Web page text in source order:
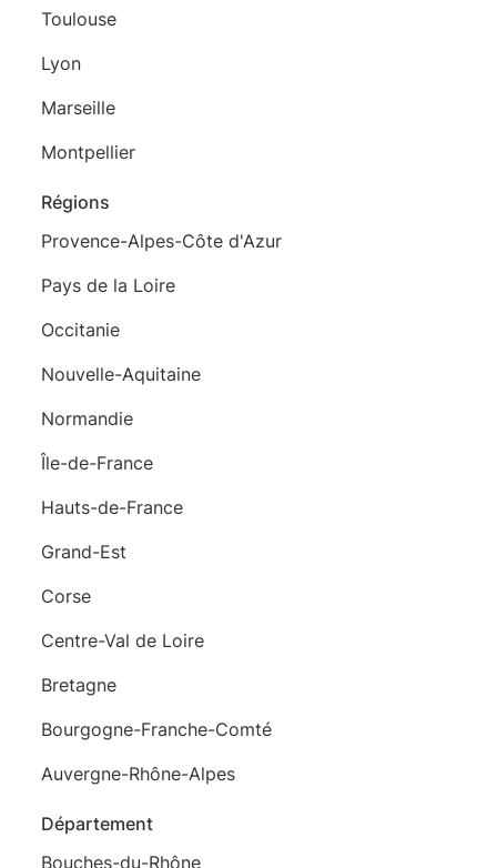
Toulouse
Lyon
Marseille
Montpellier
Régions
Provence-Alpes-Côte d'Azur
Pays de la Loire
Occitanie
Nouvelle-Aquitaine
Normandie
Île-de-France
Hauts-de-France
Grand-Est
Corse
Centre-Val de Loire
Bretagne
Bourgogne-Franche-Comté
Auvergne-Rhône-Alpes
Département
Bouches-du-Rhône